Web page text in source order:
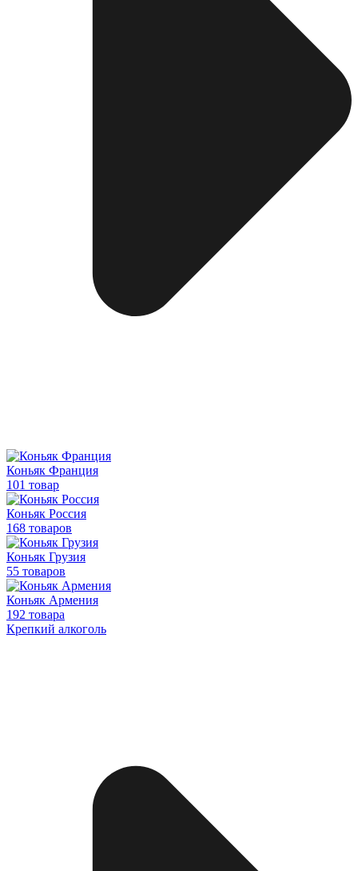
Коньяк Франция
101 товар
Коньяк Россия
168 товаров
Коньяк Грузия
55 товаров
Коньяк Армения
192 товара
Крепкий алкоголь